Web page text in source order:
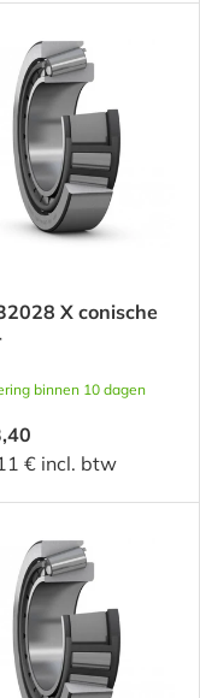
X conische
binnen 10 dagen
€ incl. btw